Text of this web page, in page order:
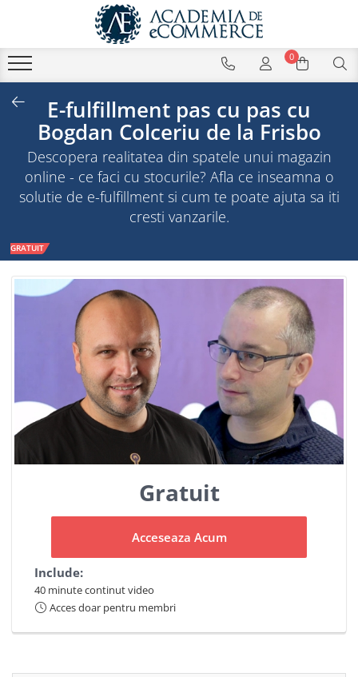
0
E-fulfillment pas cu pas cu
Bogdan Colceriu de la Frisbo
Descopera realitatea din spatele unui magazin
online - ce faci cu stocurile? Afla ce inseamna o
solutie de e-fulfillment si cum te poate ajuta sa iti
cresti vanzarile.
GRATUIT
Gratuit
Acceseaza Acum
Include:
40 minute continut video
Acces doar pentru membri